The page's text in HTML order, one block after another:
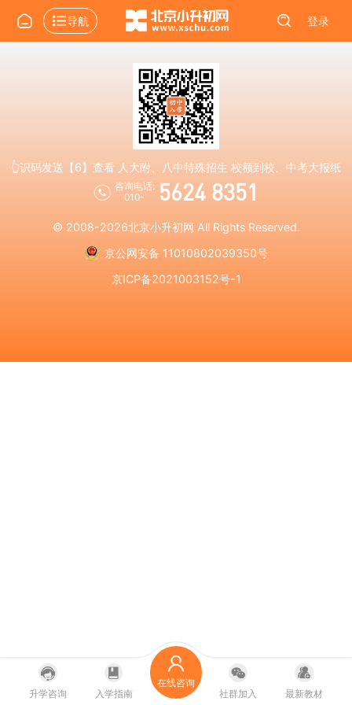
导航 登录
👆识码发送【6】查看 人大附、八中特殊招生 校额到校、中考大报纸
咨询电话:
010-
5624 8351
© 2008-2026北京小升初网 All Rights Reserved.
京公网安备 11010802039350号
京ICP备2021003152号-1
升学咨询 入学指南
在线咨询
社群加入
最新教材